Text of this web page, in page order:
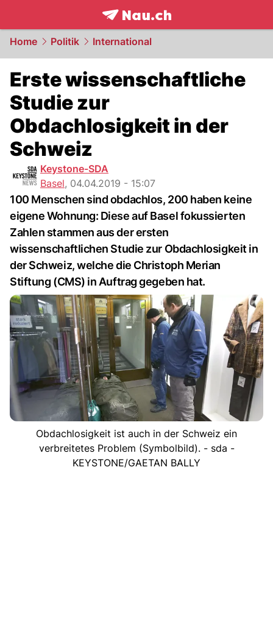
frontpage.NAU.ch
Home Politik International
Erste wissenschaftliche
Studie zur
Obdachlosigkeit in der
Schweiz
Keystone-SDA
Basel, 04.04.2019 - 15:07
100 Menschen sind obdachlos, 200 haben keine
eigene Wohnung: Diese auf Basel fokussierten
Zahlen stammen aus der ersten
wissenschaftlichen Studie zur Obdachlosigkeit in
der Schweiz, welche die Christoph Merian
Stiftung (CMS) in Auftrag gegeben hat.
Obdachlosigkeit ist auch in der Schweiz ein
verbreitetes Problem (Symbolbild). - sda -
KEYSTONE/GAETAN BALLY